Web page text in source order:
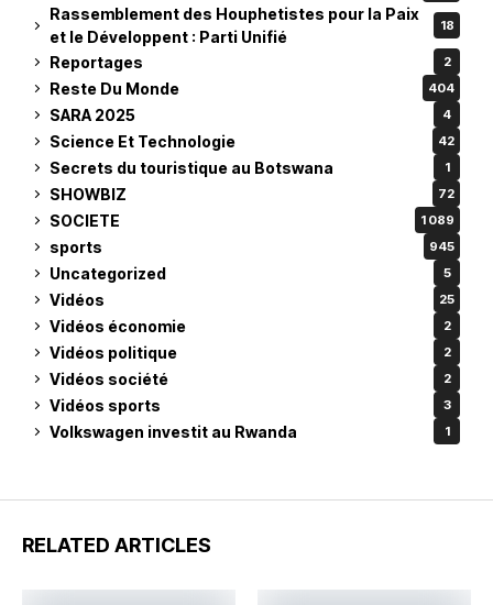
Rassemblement des Houphetistes pour la Paix
et le Développent : Parti Unifié
18
Reportages 2
Reste Du Monde 404
SARA 2025 4
Science Et Technologie 42
Secrets du touristique au Botswana 1
SHOWBIZ 72
SOCIETE 1 089
sports 945
Uncategorized 5
Vidéos 25
Vidéos économie 2
Vidéos politique 2
Vidéos société 2
Vidéos sports 3
Volkswagen investit au Rwanda 1
RELATED ARTICLES